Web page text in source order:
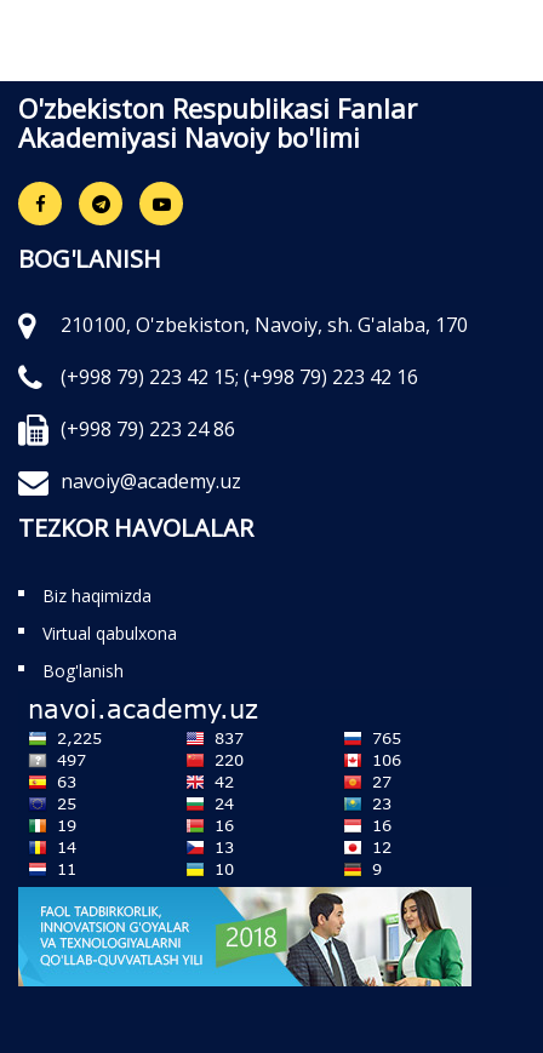
O'zbekiston Respublikasi Fanlar
Akademiyasi Navoiy bo'limi
BOG'LANISH
210100, O'zbekiston, Navoiy, sh. G'alaba, 170
(+998 79) 223 42 15; (+998 79) 223 42 16
(+998 79) 223 24 86
navoiy@academy.uz
TEZKOR HAVOLALAR
Biz haqimizda
Virtual qabulxona
Bog'lanish